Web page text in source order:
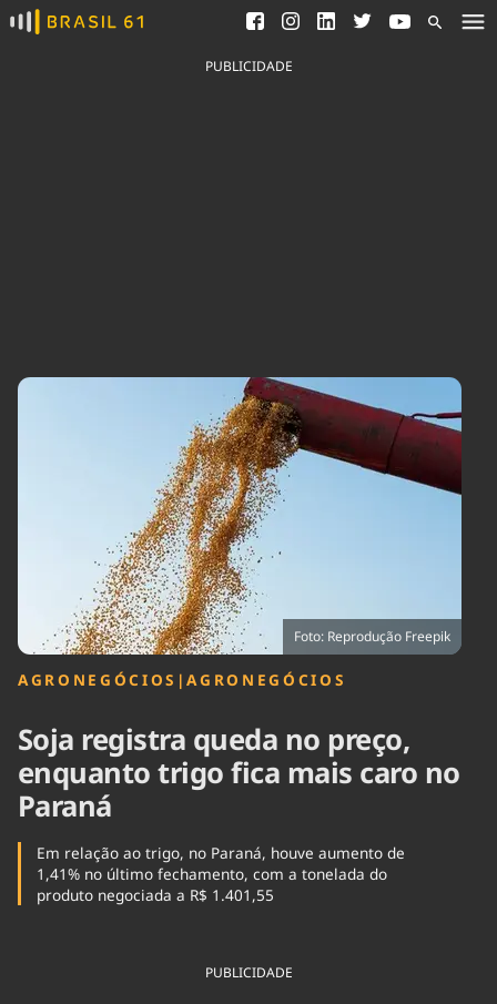
Ver todas as notícias
Saneamento
Indicadores
Comportamento
Cultura
Economia
Educação
Infraestrutura
Internacional
Meio Ambiente
Podcast
Política
PUBLICIDADE
Foto: Reprodução Freepik
AGRONEGÓCIOS |AGRONEGÓCIOS
Soja registra queda no preço,
enquanto trigo fica mais caro no
Paraná
Em relação ao trigo, no Paraná, houve aumento de
1,41% no último fechamento, com a tonelada do
produto negociada a R$ 1.401,55
PUBLICIDADE